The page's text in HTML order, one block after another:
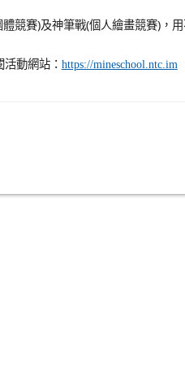
競賽)及神筆戰(個人繪畫競賽)，
動網站： https://mineschool.ntc.im